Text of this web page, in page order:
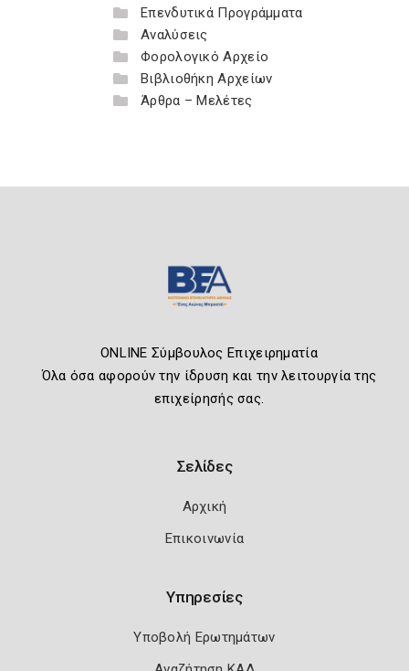
Επενδυτικά Προγράμματα
Αναλύσεις
Φορολογικό Αρχείο
Βιβλιοθήκη Αρχείων
Άρθρα – Μελέτες
ONLINE Σύμβουλος Επιχειρηματία
Όλα όσα αφορούν την ίδρυση και την λειτουργία της
επιχείρησής σας.
Σελίδες
Αρχική
Επικοινωνία
Υπηρεσίες
Υποβολή Ερωτημάτων